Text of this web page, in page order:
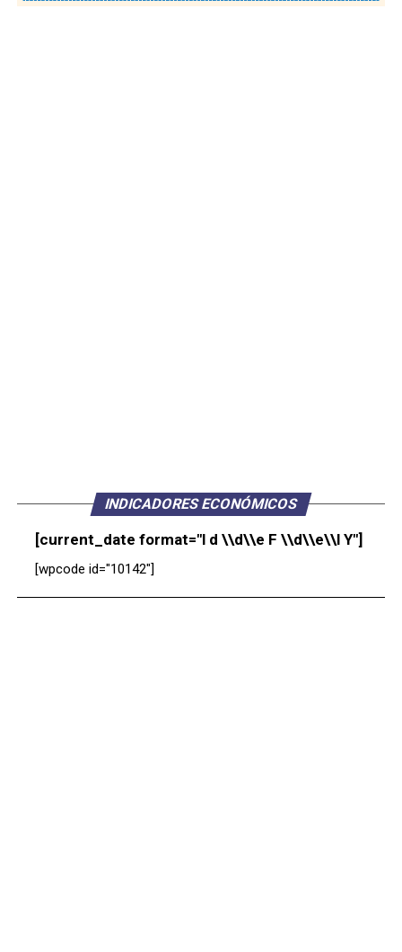
INDICADORES ECONÓMICOS
[current_date format="l d \\d\\e F \\d\\e\\l Y"]
[wpcode id="10142"]